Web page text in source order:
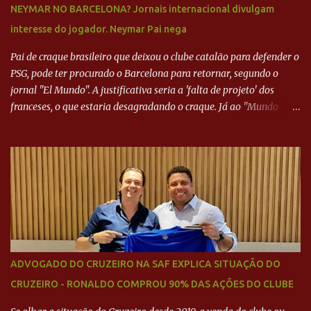
NEYMAR NO BARCELONA? Jornais internacional divulgam
interesse do jogador. Neymar Pai nega
Pai de craque brasileiro que deixou o clube catalão para defender o
PSG, pode ter procurado o Barcelona para retornar, segundo o
jornal "El Mundo". A justificativa seria a 'falta de projeto' dos
franceses, o que estaria desagradando o craque. Já ao "Mundo
Neymar Pai nega
ADVOGADO DO CRUZEIRO NA SAF EXPLICA SITUAÇÃO DO
CRUZEIRO - RONALDO COMPROU 90% DAS AÇÕES DO CLUBE